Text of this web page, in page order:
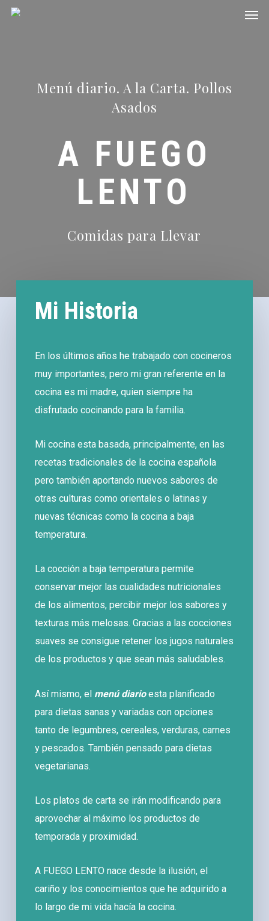
Skip
Menú diario. A la Carta. Pollos
Asados
A FUEGO
LENTO
Comidas para Llevar
Mi Historia
En los últimos años he trabajado con cocineros
muy importantes, pero mi gran referente en la
cocina es mi madre, quien siempre ha
disfrutado cocinando para la familia.
Mi cocina esta basada, principalmente, en las
recetas tradicionales de la cocina española
pero también aportando nuevos sabores de
otras culturas como orientales o latinas y
nuevas técnicas como la cocina a baja
temperatura.
La cocción a baja temperatura permite
conservar mejor las cualidades nutricionales
de los alimentos, percibir mejor los sabores y
texturas más melosas. Gracias a las cocciones
suaves se consigue retener los jugos naturales
de los productos y que sean más saludables.
Así mismo, el menú diarioesta planificado
para dietas sanas y variadas con opciones
tanto de legumbres, cereales, verduras, carnes
y pescados. También pensado para dietas
vegetarianas.
Los platos de carta se irán modificando para
aprovechar al máximo los productos de
temporada y proximidad.
A FUEGO LENTO nace desde la ilusión, el
cariño y los conocimientos que he adquirido a
lo largo de mi vida hacía la cocina.